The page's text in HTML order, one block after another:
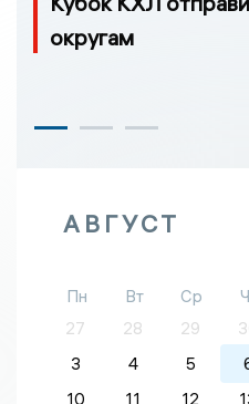
округам
АВГУСТ
Пн Вт Ср
27
28 29
3
4 5
10
11 12